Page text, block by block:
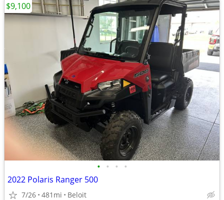
• • • •
2022 Polaris Ranger 500
7/26 481mi Beloit
$9,100